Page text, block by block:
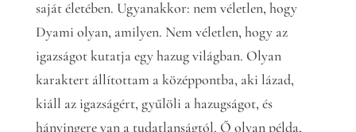
saját életében. Ugyanakkor: nem véletlen, hogy
Dyami olyan, amilyen. Nem véletlen, hogy az
igazságot kutatja egy hazug világban. Olyan
karaktert állítottam a középpontba, aki lázad,
kiáll az igazságért, gyűlöli a hazugságot, és
hányingere van a tudatlanságtól. Ő olyan példa,